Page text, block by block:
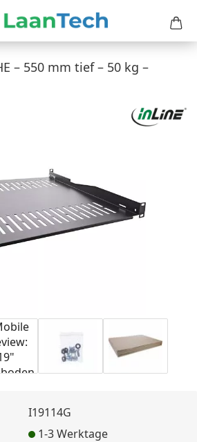
– 550 mm tief – 50 kg –
I19114G
1-3 Werktage